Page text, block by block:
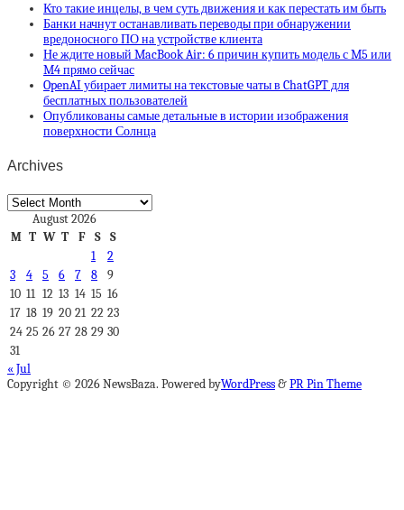
Кто такие инцелы, в чем суть движения и как перестать им быть
Банки начнут останавливать переводы при обнаружении
вредоносного ПО на устройстве клиента
Не ждите новый MacBook Air: 6 причин купить модель с M5 или
M4 прямо сейчас
OpenAI убирает лимиты на текстовые чаты в ChatGPT для
бесплатных пользователей
Опубликованы самые детальные в истории изображения
поверхности Солнца
Archives
Archives
August 2026
M T W T F S
S
1
2
3
4 5 6 7 8
9
10 11 12 13 14 15 16
17 18 19 20 21 22 23
24 25 26 27 28 29 30
31
« Jul
Copyright © 2026 NewsBaza. Powered byWordPress&PR Pin Theme